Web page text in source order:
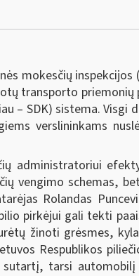
mokesčių
transporto
– SDK) sistema.
verslininkams
administratoriui
vengimo schemas,
Rolandas
pirkėjui gali tekti
žinoti grėsmes,
Respublikos
tarsi